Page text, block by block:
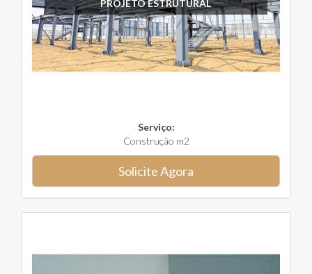
PROJETO ESTRUTURAL
Serviço:
Construção m2
Solicite Agora